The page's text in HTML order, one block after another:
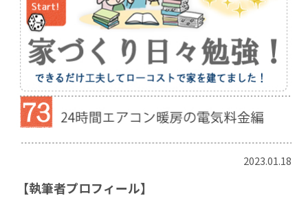
2023.01.18
【執筆者プロフィール】